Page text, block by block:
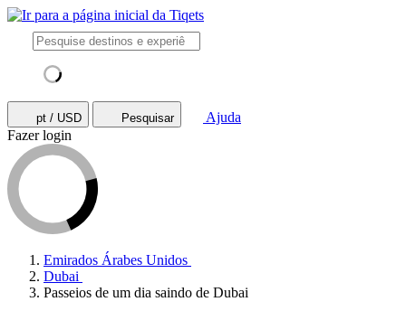
pt / USD Pesquisar
Ajuda
Fazer login
Emirados Árabes Unidos
Dubai
Passeios de um dia saindo de Dubai